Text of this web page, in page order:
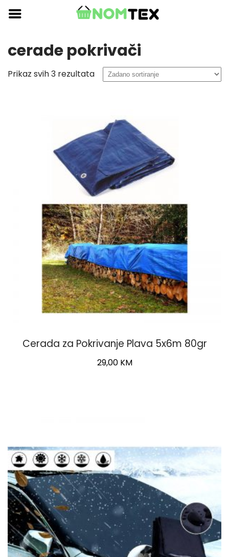
Skip
content
cerade pokrivači
Prikaz svih 3 rezultata
Cerada za Pokrivanje Plava 5x6m 80gr
29,00 KM